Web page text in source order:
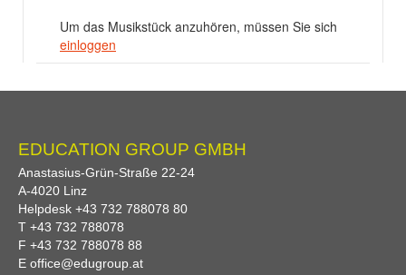
Um das Musikstück anzuhören, müssen Sie sich
einloggen
EDUCATION GROUP GMBH
Anastasius-Grün-Straße 22-24
A-4020 Linz
Helpdesk +43 732 788078 80
T +43 732 788078
F +43 732 788078 88
E office@edugroup.at